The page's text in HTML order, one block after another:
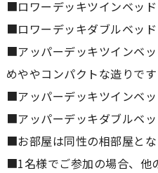
■ロワーデッキツインベッ
■ロワーデッキダブルベッ
■アッパーデッキツイン
めややコンパクトな造りです
■アッパーデッキツインベ
■アッパーデッキダブルベ
■お部屋は同性の相部屋とな
■1名様でご参加の場合、他